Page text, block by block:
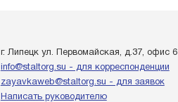
г. Липецк ул. Первомайская, д.37, офис 6
info@staltorg.su - для корреспонденции
zayavkaweb@staltorg.su - для заявок
Написать руководителю